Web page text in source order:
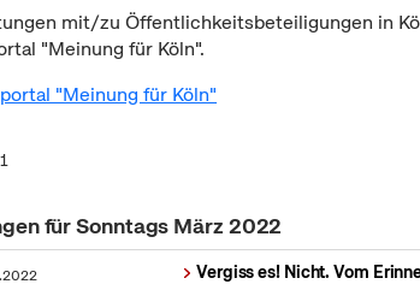
mit/zu Öffentlichkeitsbeteiligungen in
"Meinung für Köln".
"Meinung für Köln"
für Sonntags März 2022
Vergiss es! Nicht. Vom